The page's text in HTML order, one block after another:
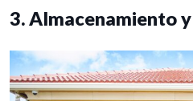
3. Almacenamiento